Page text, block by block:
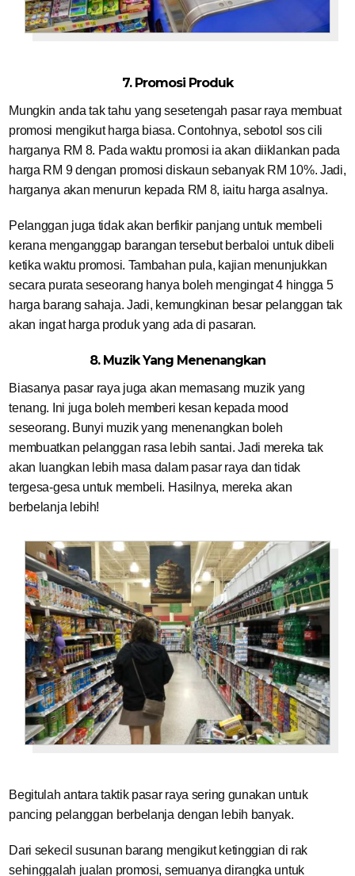
7. Promosi Produk
Mungkin anda tak tahu yang sesetengah pasar raya membuat
promosi mengikut harga biasa. Contohnya, sebotol sos cili
harganya RM 8. Pada waktu promosi ia akan diiklankan pada
harga RM 9 dengan promosi diskaun sebanyak RM 10%. Jadi,
harganya akan menurun kepada RM 8, iaitu harga asalnya.
Pelanggan juga tidak akan berfikir panjang untuk membeli
kerana menganggap barangan tersebut berbaloi untuk dibeli
ketika waktu promosi. Tambahan pula, kajian menunjukkan
secara purata seseorang hanya boleh mengingat 4 hingga 5
harga barang sahaja. Jadi, kemungkinan besar pelanggan tak
akan ingat harga produk yang ada di pasaran.
8. Muzik Yang Menenangkan
Biasanya pasar raya juga akan memasang muzik yang
tenang. Ini juga boleh memberi kesan kepada mood
seseorang. Bunyi muzik yang menenangkan boleh
membuatkan pelanggan rasa lebih santai. Jadi mereka tak
akan luangkan lebih masa dalam pasar raya dan tidak
tergesa-gesa untuk membeli. Hasilnya, mereka akan
berbelanja lebih!
Begitulah antara taktik pasar raya sering gunakan untuk
pancing pelanggan berbelanja dengan lebih banyak.
Dari sekecil susunan barang mengikut ketinggian di rak
sehinggalah jualan promosi, semuanya dirangka untuk